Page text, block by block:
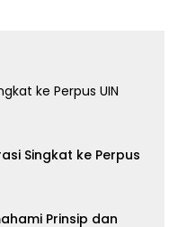
Singkat ke Perpus
Prinsip dan